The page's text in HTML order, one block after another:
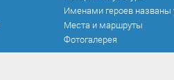
Именами героев названы
Места и маршруты
Фотогалерея